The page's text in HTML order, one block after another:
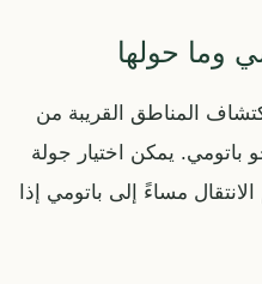
وما حولها
المناطق القريبة من
باتومي. يمكن اختيار جولة
مساءً إلى باتومي إذا